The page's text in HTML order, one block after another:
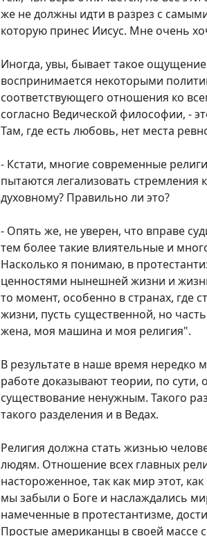
же не должны идти в разрез с
которую принес Иисус. Мне очень
Иногда, увы, бывает такое
воспринимается некоторыми
соответствующего отношения ко
согласно Ведической философии, -
Там, где есть любовь, нет места
- Кстати, многие современные
пытаются легализовать
духовному? Правильно ли это?
- Опять же, не уверен, что вправе
тем более такие влиятельные и
Насколько я понимаю, в
ценностями нынешней жизни и
то момент, особенно в странах, где
жизни, пусть существенной, но
жена, моя машина и моя религия".
В результате в наше время нередко
работе доказывают теории, по
существование ненужным. Такого
такого разделения и в Ведах.
Религия должна стать жизнью
людям. Отношение всех главных
настороженное, так как мир этот,
мы забыли о Боге и наслаждались
намеченные в протестантизме,
Простые американцы в своей массе